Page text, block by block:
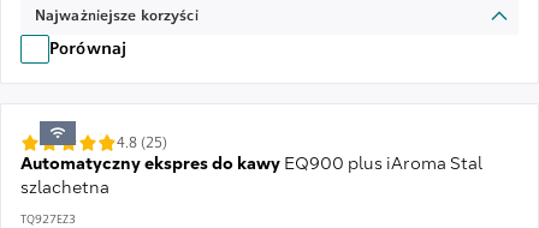
Najważniejsze korzyści
Porównaj
Automatyczny ekspres do kawy EQ900 plus iAroma Stal
szlachetna
TQ927EZ3
4.8 (25)